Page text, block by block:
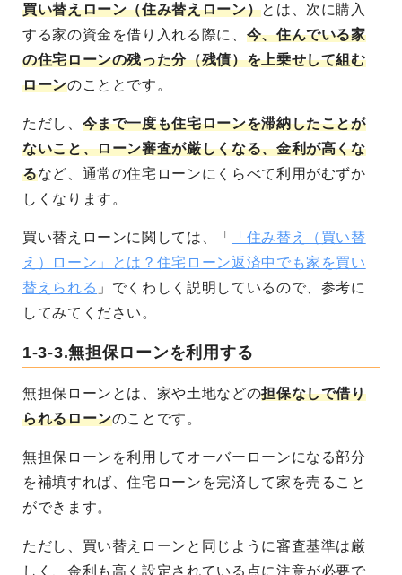
買い替えローン（住み替えローン）とは、次に購入
する家の資金を借り入れる際に、 今、住んでいる家
の住宅ローンの残った分（残債）を上乗せして組む
ローンのこととです。
ただし、 今まで一度も住宅ローンを滞納したことが
ないこと、ローン審査が厳しくなる、金利が高くな
るなど、通常の住宅ローンにくらべて利用がむずか
しくなります。
買い替えローンに関しては、「
「住み替え（買い替
え）ローン」とは？住宅ローン返済中でも家を買い
替えられる 」でくわしく説明しているので、参考に
してみてください。
1-3-3.無担保ローンを利用する
無担保ローンとは、家や土地などの担保なしで借り
られるローンのことです。
無担保ローンを利用してオーバーローンになる部分
を補填すれば、住宅ローンを完済して家を売ること
ができます。
ただし、買い替えローンと同じように審査基準は厳
しく、金利も高く設定されている点に注意が必要で